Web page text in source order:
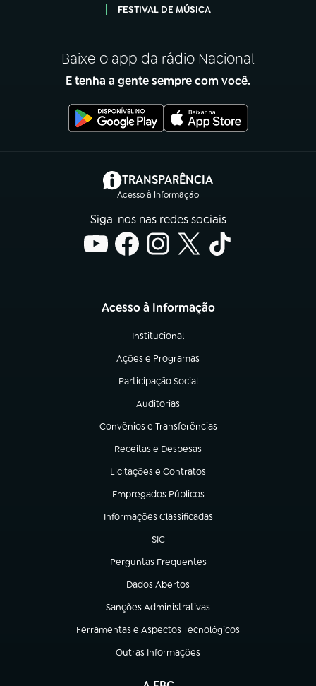
FESTIVAL DE MÚSICA
Baixe o app da rádio Nacional
E tenha a gente sempre com você.
TRANSPARÊNCIA
Acesso à Informação
(abre em nova aba)
Siga-nos nas redes sociais
Acesso à Informação
Institucional
(abre em nova aba)
Ações e Programas
(abre em nova aba)
Participação Social
(abre em nova aba)
Auditorias
(abre em nova aba)
Convênios e Transferências
(abre em nova aba)
Receitas e Despesas
(abre em nova aba)
Licitações e Contratos
(abre em nova aba)
Empregados Públicos
(abre em nova aba)
Informações Classificadas
(abre em nova aba)
SIC
(abre em nova aba)
Perguntas Frequentes
(abre em nova aba)
Dados Abertos
(abre em nova aba)
Sanções Administrativas
(abre em nova aba)
Ferramentas e Aspectos Tecnológicos
(abre em nova aba)
Outras Informações
(abre em nova aba)